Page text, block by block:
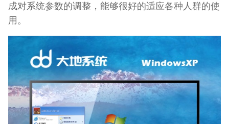
成对系统参数的调整，能够很好的适应各种人群的使
用。